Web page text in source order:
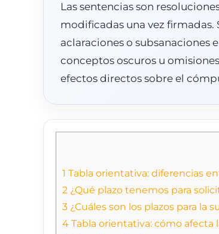
Las sentencias son
modificadas una vez
aclaraciones o subsanaciones
conceptos oscuros u
efectos directos sobre el
1 Tabla orientativa: diferencias
2 ¿Qué plazo tenemos para
3 ¿Cuáles son los plazos para la
4 Tabla orientativa: cómo afecta